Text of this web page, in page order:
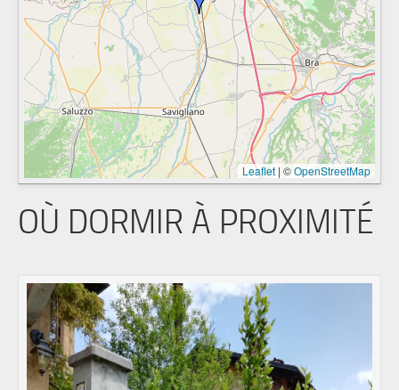
Leaflet | ©OpenStreetMap
OÙ DORMIR À PROXIMITÉ